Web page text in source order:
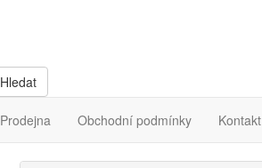
Prodejna Obchodní podmínky Kontakt